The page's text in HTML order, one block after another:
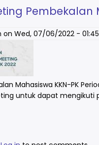
Pembekalan
on Wed, 07/06/2022 - 01:45
Mahasiswa KKN-PK
untuk dapat mengikuti